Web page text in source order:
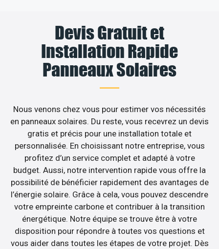
Devis Gratuit et
Installation Rapide
Panneaux Solaires
Nous venons chez vous pour estimer vos nécessités
en panneaux solaires. Du reste, vous recevrez un devis
gratis et précis pour une installation totale et
personnalisée. En choisissant notre entreprise, vous
profitez d’un service complet et adapté à votre
budget. Aussi, notre intervention rapide vous offre la
possibilité de bénéficier rapidement des avantages de
l’énergie solaire. Grâce à cela, vous pouvez descendre
votre empreinte carbone et contribuer à la transition
énergétique. Notre équipe se trouve être à votre
disposition pour répondre à toutes vos questions et
vous aider dans toutes les étapes de votre projet. Dès